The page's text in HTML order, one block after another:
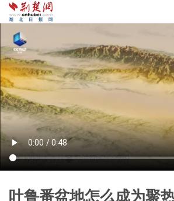
吐鲁番盆地怎么成为聚